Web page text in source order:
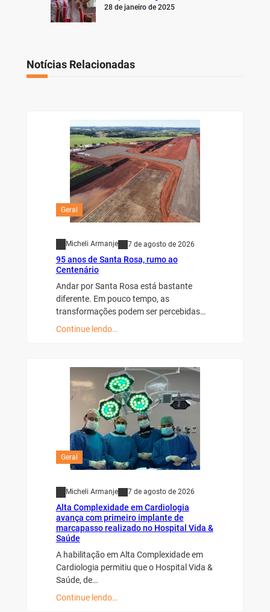
28 de janeiro de 2025
Notícias Relacionadas
Geral
Micheli Armanje 7 de agosto de 2026
95 anos de Santa Rosa, rumo ao
Centenário
Andar por Santa Rosa está bastante
diferente. Em pouco tempo, as
transformações podem ser percebidas…
Continue lendo…
Geral
Micheli Armanje 7 de agosto de 2026
Alta Complexidade em Cardiologia
avança com primeiro implante de
marcapasso realizado no Hospital Vida &
Saúde
A habilitação em Alta Complexidade em
Cardiologia permitiu que o Hospital Vida &
Saúde, de…
Continue lendo…